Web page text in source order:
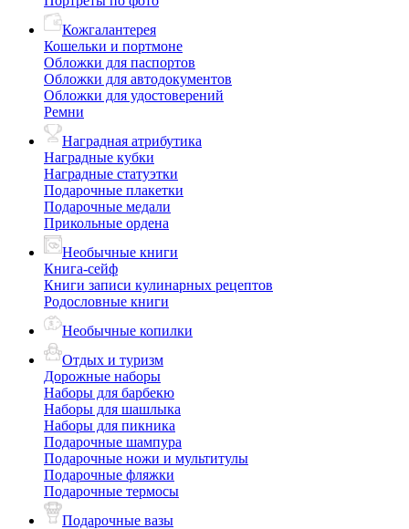
Кожгалантерея
Кошельки и портмоне
Обложки для паспортов
Обложки для автодокументов
Обложки для удостоверений
Ремни
Наградная атрибутика
Наградные кубки
Наградные статуэтки
Подарочные плакетки
Подарочные медали
Прикольные ордена
Необычные книги
Книга-сейф
Книги записи кулинарных рецептов
Родословные книги
Необычные копилки
Отдых и туризм
Дорожные наборы
Наборы для барбекю
Наборы для шашлыка
Наборы для пикника
Подарочные шампура
Подарочные ножи и мультитулы
Подарочные фляжки
Подарочные термосы
Подарочные вазы